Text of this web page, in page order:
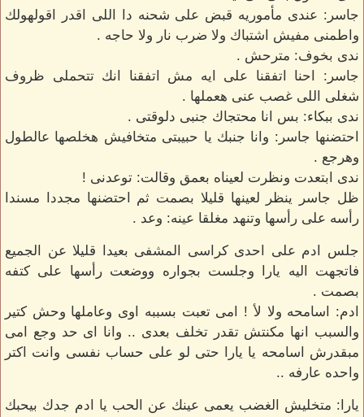
جاسر: عندى مأموريه قبض على شحنه دا اللى اقدر اقولهولك
واطمنى مفيش اشتباك ولا ضرب نار ولا حاجه .
ندى بخوف: مترحش .
جاسر: احنا اتفقنا على ايه مش اتفقنا انك تتحملى ظروف
شغلى اللى غصب عنى هعملها .
ندى ببكاء: بس انا محتجاك جنبى دلوقتى .
احتضنها جاسر: وانا جنبك يا حبيبتى متخافيش هخلصها عالطول
وهرجع .
ندى ابتعدت ونظرت لعيناه بعمق وقالت: توعدنى !
ظل جاسر ينظر لعينها قليلا بصمت ثم احتضنها مجددا مسندا
رأسه على رأسها وتنهد مغلقا عينه: وعد .
جلس ادم على احدى كراسى المشفى بعيدا قليلا عن الجميع
فاتجهت اليه يارا وجلست بجواره ووضعت رأسها على كتفه
بصمت .
ادم: اسامحه ولا لأ ! امى تعبت بسببه اوى وعاملها وحش كتير
والسبب انها مكنتش تقدر تخلف بعدى .. وانا اى حد وجع امى
مبقدرش اسامحه يا يارا حتى لو على حساب نفسى وانت اكتر
واحده عارفه ..
يارا: متخليش الغضب يعمى عينك عن الحب يا ادم جدك بيحبك